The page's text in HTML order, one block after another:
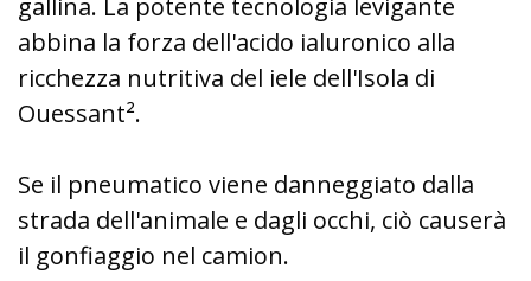
gallina. La potente tecnologia levigante
abbina la forza dell'acido ialuronico alla
ricchezza nutritiva del iele dell'Isola di
Ouessant².
Se il pneumatico viene danneggiato dalla
strada dell'animale e dagli occhi, ciò causerà
il gonfiaggio nel camion.